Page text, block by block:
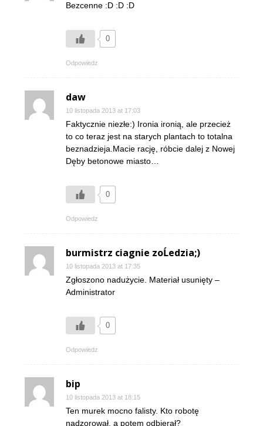
Bezcenne :D :D :D
0
Odpowiedz
daw
10 listopada 2013 at 17:03
Faktycznie niezłe:) Ironia ironią, ale przecież
to co teraz jest na starych plantach to totalna
beznadzieja.Macie rację, róbcie dalej z Nowej
Dęby betonowe miasto…
0
Odpowiedz
burmistrz ciagnie zoĹedzia;)
10 listopada 2013 at 17:35
Zgłoszono nadużycie. Materiał usunięty –
Administrator
0
Odpowiedz
bip
10 listopada 2013 at 18:15
Ten murek mocno falisty. Kto robotę
nadzorował, a potem odbierał?